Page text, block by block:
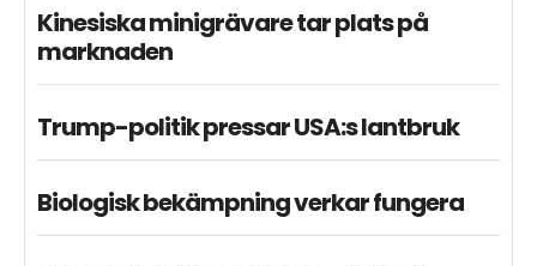
Kinesiska minigrävare tar plats på
marknaden
Trump-politik pressar USA:s lantbruk
Biologisk bekämpning verkar fungera